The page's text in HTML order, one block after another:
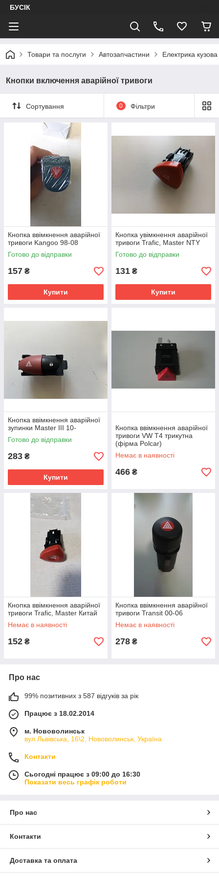
БУСІК
Товари та послуги Автозапчастини Електрика кузова
Кнопки включення аварійної тривоги
Сортування 0 Фільтри
Кнопка ввімкнення аварійної
тривоги Kangoo 98-08
Готово до відправки
157 ₴
Купити
Кнопка увімкнення аварійної
тривоги Trafic, Master NTY
Готово до відправки
131 ₴
Купити
Кнопка ввімкнення аварійної
зупинки Master III 10-
Готово до відправки
283 ₴
Купити
Кнопка ввімкнення аварійної
тривоги VW T4 трикутна
(фірма Polcar)
Немає в наявності
466 ₴
Кнопка ввімкнення аварійної
тривоги Trafic, Master Китай
Немає в наявності
152 ₴
Кнопка ввімкнення аварійної
тривоги Transit 00-06
Немає в наявності
278 ₴
Про нас
99% позитивних з 587 відгуків за рік
Працює з 18.02.2014
м. Нововолинськ
вул.Львівська, 16\2, Нововолинськ, Україна
Контакти
Сьогодні працює з 09:00 до 16:30
Показати весь графік роботи
Про нас
Контакти
Доставка та оплата